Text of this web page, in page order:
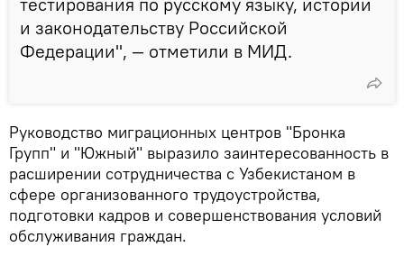
и законодательству Российской
Федерации", — отметили в МИД.
Руководство миграционных центров "Бронка
Групп" и "Южный" выразило заинтересованность в
расширении сотрудничества с Узбекистаном в
сфере организованного трудоустройства,
подготовки кадров и совершенствования условий
обслуживания граждан.